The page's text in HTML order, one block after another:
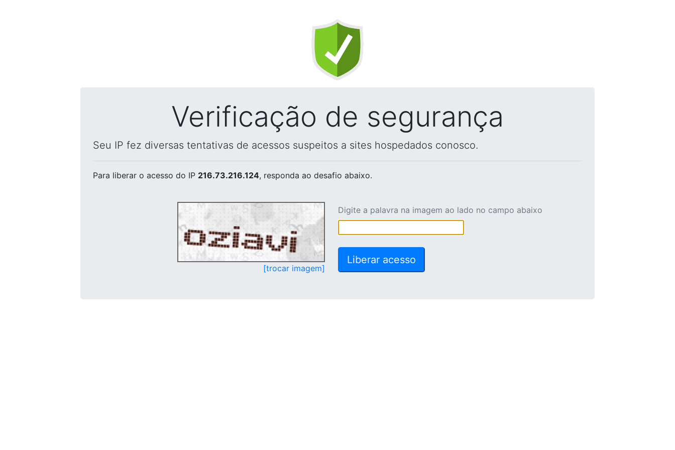
Verificação de segurança
Seu IP fez diversas tentativas de acessos suspeitos a sites hospedados conosco.
Para liberar o acesso do IP 216.73.216.124, responda ao desafio abaixo.
[trocar imagem]
Digite a palavra na imagem ao lado no campo abaixo